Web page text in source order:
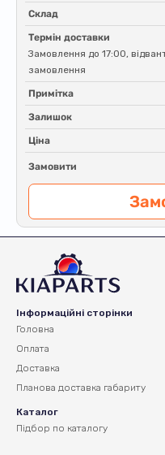
Склад
Термін доставки
Замовлення до 17:00,
замовлення
Примітка
Залишок
Ціна
Замовити
Інформаційні сторінки
Головна
Оплата
Доставка
Планова доставка габариту
Каталог
Підбор по каталогу